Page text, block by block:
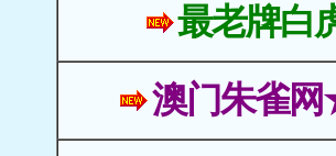
最老牌白
澳门朱雀